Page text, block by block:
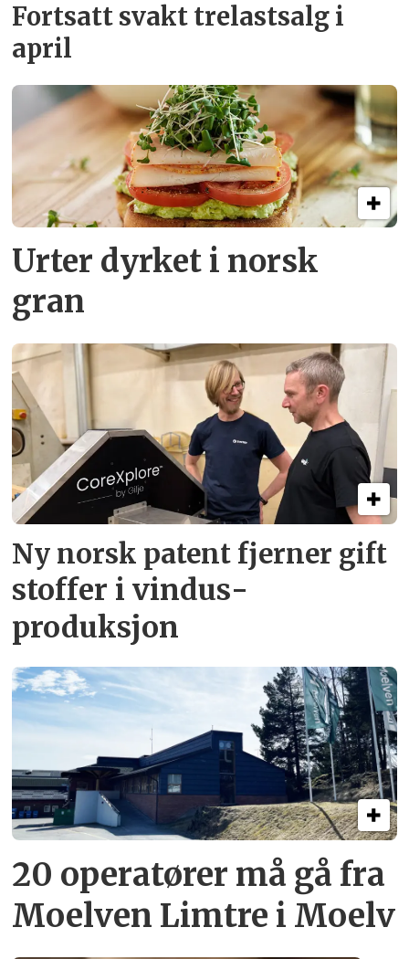
Fortsatt svakt trelastsalg i
april
Urter dyrket i norsk
gran
Ny norsk patent fjerner gift­
stoffer i vindus­
produksjon
20 operatører må gå fra
Moelven Limtre i Moelv